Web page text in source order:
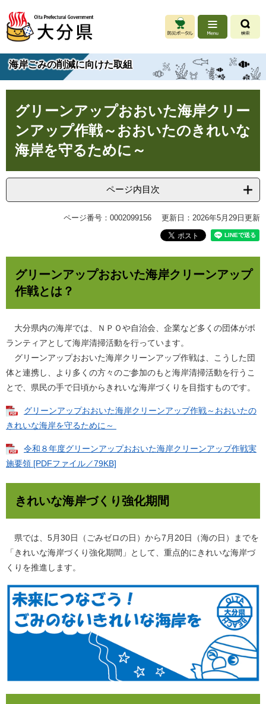
ジ
先
頭
で
ュ
を
飛
ば
海岸ごみの削減に向けた取組
グリーンアップおおいた海岸クリー
ンアップ作戦～おおいたのきれいな
海岸を守るために～
ページ内目次
ページ番号：0002099156 更新日：2026年5月29日更新
グリーンアップおおいた海岸クリーンアップ
作戦とは？
大分県内の海岸では、ＮＰＯや自治会、企業など多くの団体がボ
ランティアとして海岸清掃活動を行っています。
グリーンアップおおいた海岸クリーンアップ作戦は、こうした団
体と連携し、より多くの方々のご参加のもと海岸清掃活動を行うこ
とで、県民の手で日頃からきれいな海岸づくりを目指すものです。
グリーンアップおおいた海岸クリーンアップ作戦～おおいたの
きれいな海岸を守るために～
令和８年度グリーンアップおおいた海岸クリーンアップ作戦実
施要領 [PDFファイル／79KB]
きれいな海岸づくり強化期間
県では、5月30日（ごみゼロの日）から7月20日（海の日）までを
「きれいな海岸づくり強化期間」として、重点的にきれいな海岸づ
くりを推進します。